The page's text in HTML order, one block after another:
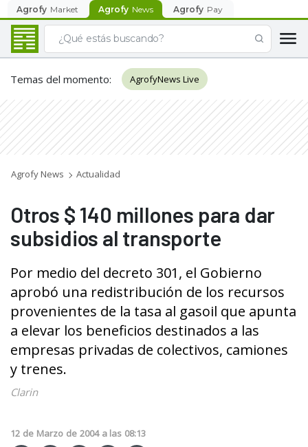
Agrofy Market Agrofy News Agrofy Pay
Temas del momento: AgrofyNews Live
Agrofy News Actualidad
Otros $ 140 millones para dar
subsidios al transporte
Por medio del decreto 301, el Gobierno
aprobó una redistribución de los recursos
provenientes de la tasa al gasoil que apunta
a elevar los beneficios destinados a las
empresas privadas de colectivos, camiones
y trenes.
Clarin
12 de Marzo de 2004 a las 08:13